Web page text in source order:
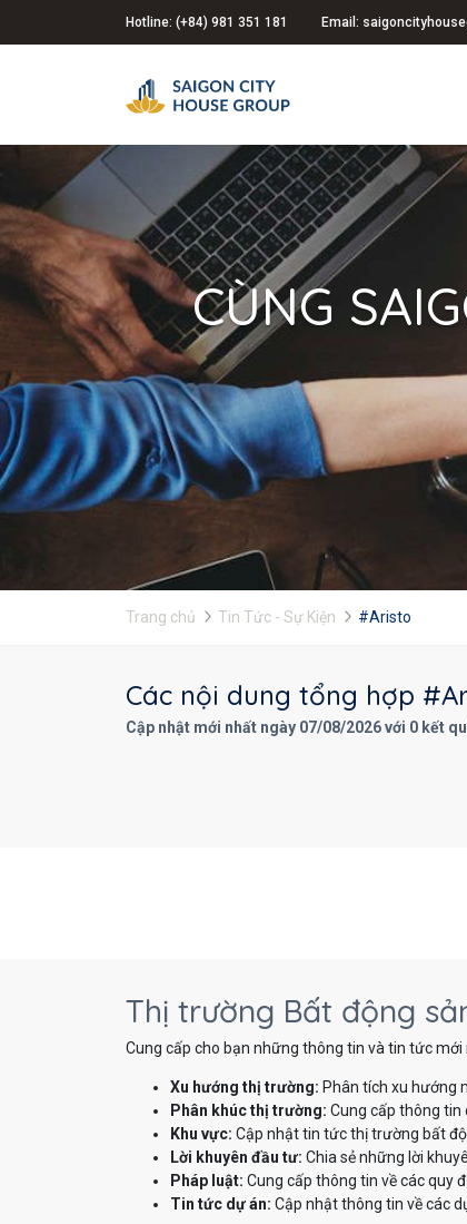
Hotline: (+84) 981 351 181 Email:
CÙNG
Trang chủ Tin Tức - Sự Kiện #Aristo
Các nội dung tổng hợp
Cập nhật mới nhất ngày 07/08/2026 với 0 kết
Thị trường Bất động
Cung cấp cho bạn những thông tin và tin tức
Xu hướng thị trường: Phân tích xu hướng
Phân khúc thị trường: Cung cấp thông tin
Khu vực: Cập nhật tin tức thị trường bất
Lời khuyên đầu tư: Chia sẻ những lời
Pháp luật: Cung cấp thông tin về các quy
Tin tức dự án: Cập nhật thông tin về các